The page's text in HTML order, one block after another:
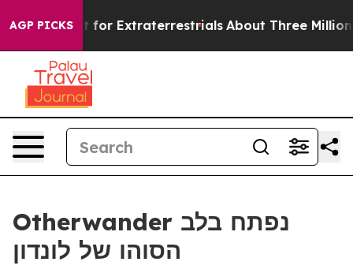
AGP PICKS
Hunt for Extraterrestrials About Three Million
Otherwander נפתח בלב
הסוהו של לונדון